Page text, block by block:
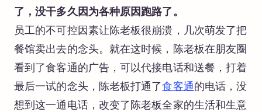
了，没干多久因为各种原因跑路了。
员工的不可控因素让陈老板很崩溃，几次萌发了把
餐馆卖出去的念头。就在这时候，陈老板在朋友圈
看到了食客通的广告，可以代接电话和送餐，打着
最后一试的念头，陈老板打通了食客通的电话，没
想到这一通电话，改变了陈老板全家的生活和生意